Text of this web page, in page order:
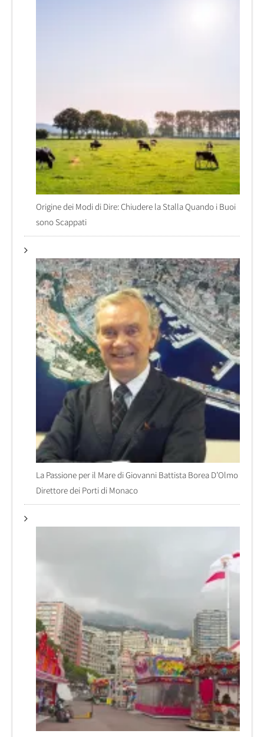
Origine dei Modi di Dire: Chiudere la Stalla Quando i Buoi
sono Scappati
La Passione per il Mare di Giovanni Battista Borea D’Olmo
Direttore dei Porti di Monaco